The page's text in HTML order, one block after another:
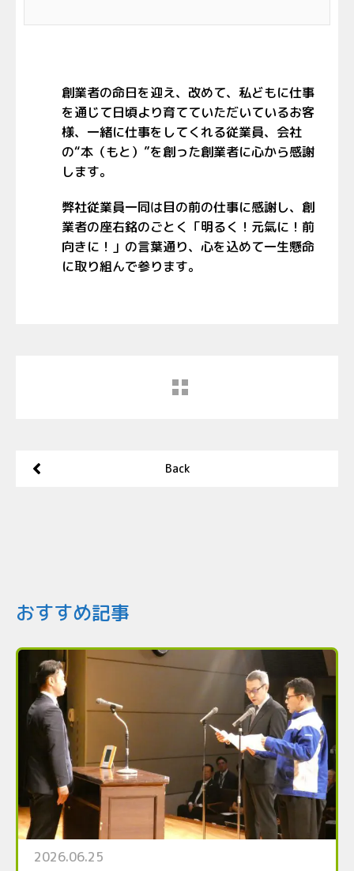
創業者の命日を迎え、改めて、私どもに仕事
を通じて日頃より育てていただいているお客
様、一緒に仕事をしてくれる従業員、会社
の“本（もと）”を創った創業者に心から感謝
します。
弊社従業員一同は目の前の仕事に感謝し、創
業者の座右銘のごとく「明るく！元氣に！前
向きに！」の言葉通り、心を込めて一生懸命
に取り組んで参ります。
Back
おすすめ記事
2026.06.25